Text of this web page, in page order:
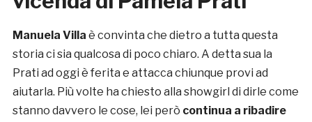
Manuela Villa è convinta che dietro a tutta questa
storia ci sia qualcosa di poco chiaro. A detta sua la
Prati ad oggi è ferita e attacca chiunque provi ad
aiutarla. Più volte ha chiesto alla showgirl di dirle come
stanno davvero le cose, lei però continua a ribadire